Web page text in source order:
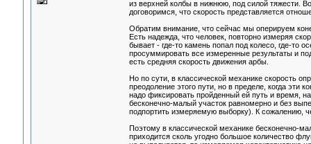
из верхней колбы в нижнюю, под силой тяжести.
договоримся, что скорость представляется
Обратим внимание, что сейчас мы оперируем
Есть надежда, что человек, повторно измеряя
бывает - где-то камень попал под колесо, где-то
просуммировать все измеренные результаты и
есть средняя скорость движения арбы.
Но по сути, в классической механике скорость
преодоление этого пути, но в пределе, когда эти
надо фиксировать пройденный ей путь и время,
бесконечно-малый участок равномерно и без
подпортить измеряемую выборку). К сожалению,
Поэтому в классической механике бесконечно-
приходится сколь угодно большое количество